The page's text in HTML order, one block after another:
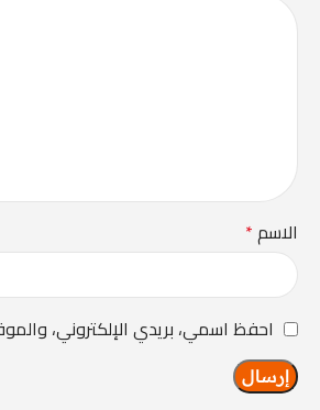
الاسم*
احفظ اسمي، بريدي الإلكتروني،